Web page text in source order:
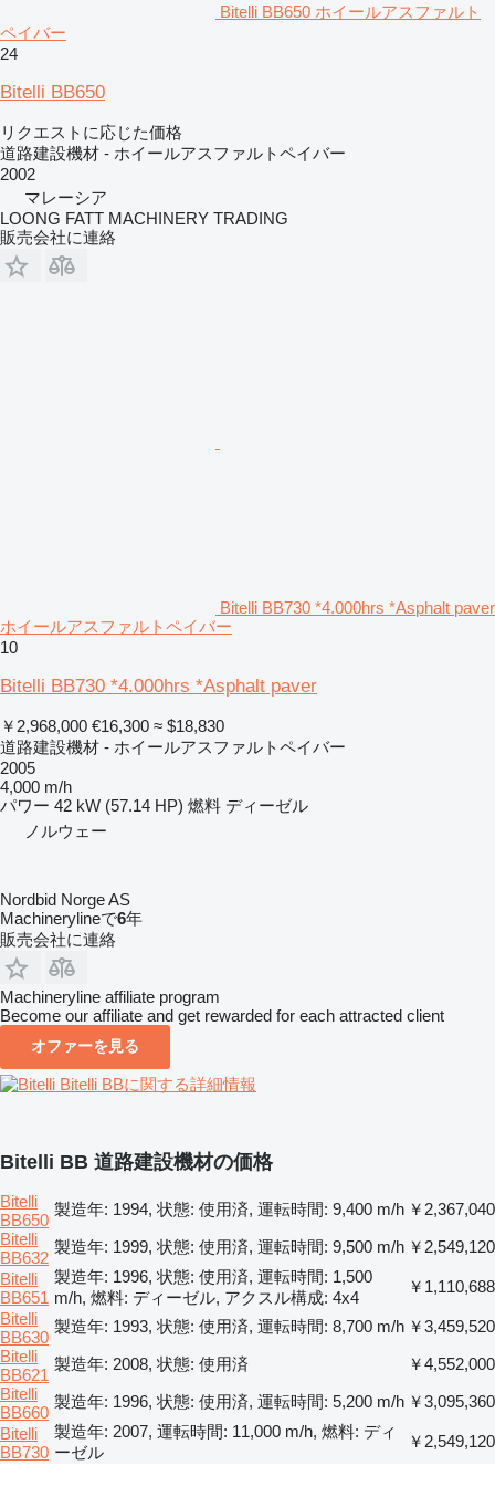
Bitelli BB650 ホイールアスファルト
ペイバー
24
Bitelli BB650
リクエストに応じた価格
道路建設機材 - ホイールアスファルトペイバー
2002
マレーシア
LOONG FATT MACHINERY TRADING
販売会社に連絡
Bitelli BB730 *4.000hrs *Asphalt paver
ホイールアスファルトペイバー
10
Bitelli BB730 *4.000hrs *Asphalt paver
￥2,968,000 €16,300 ≈ $18,830
道路建設機材 - ホイールアスファルトペイバー
2005
4,000 m/h
パワー 42 kW (57.14 HP) 燃料 ディーゼル
ノルウェー
Nordbid Norge AS
Machinerylineで6年
販売会社に連絡
Machineryline affiliate program
Become our affiliate and get rewarded for each attracted client
オファーを見る
Bitelli BBに関する詳細情報
Bitelli BB 道路建設機材の価格
Bitelli
BB650
製造年: 1994, 状態: 使用済, 運転時間: 9,400 m/h ￥2,367,040
Bitelli
BB632
製造年: 1999, 状態: 使用済, 運転時間: 9,500 m/h ￥2,549,120
Bitelli
BB651
製造年: 1996, 状態: 使用済, 運転時間: 1,500
m/h, 燃料: ディーゼル, アクスル構成: 4x4
￥1,110,688
Bitelli
BB630
製造年: 1993, 状態: 使用済, 運転時間: 8,700 m/h ￥3,459,520
Bitelli
BB621
製造年: 2008, 状態: 使用済
￥4,552,000
Bitelli
BB660
製造年: 1996, 状態: 使用済, 運転時間: 5,200 m/h ￥3,095,360
Bitelli
BB730
製造年: 2007, 運転時間: 11,000 m/h, 燃料: ディ
ーゼル
￥2,549,120